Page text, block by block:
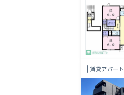
賃貸アパート